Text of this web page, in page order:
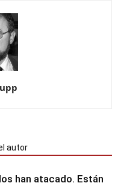
autor
han atacado. Están